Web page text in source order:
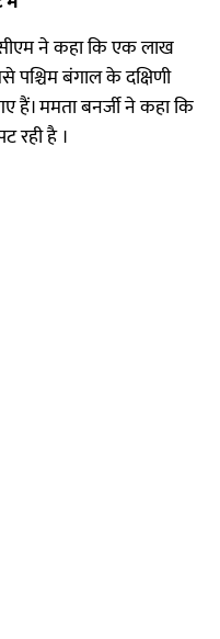
सीएम ने कहा कि एक लाख
पश्चिम बंगाल के दक्षिणी
ममता बनर्जी ने कहा कि
रही है ।